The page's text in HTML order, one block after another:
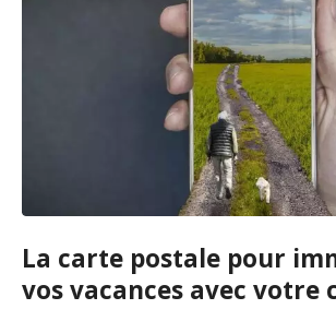
La carte postale pour
vos vacances avec votre